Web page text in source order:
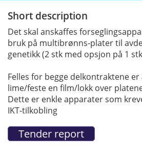
Short description
Det skal anskaffes
bruk på multibrønns-plater til
genetikk (2 stk med opsjon på 1
Felles for begge delkontraktene
lime/feste en film/lokk over
Dette er enkle apparater som
IKT-tilkobling